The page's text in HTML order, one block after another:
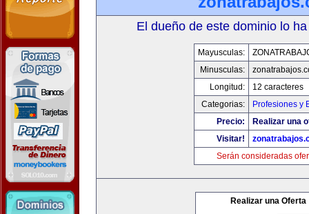
El dueño de este dominio lo
Mayusculas:
Minusculas:
Longitud:
12 caracteres
Categorias:
Profesiones y
Precio:
Realizar una
Visitar!
Serán consideradas
Realizar una Oferta